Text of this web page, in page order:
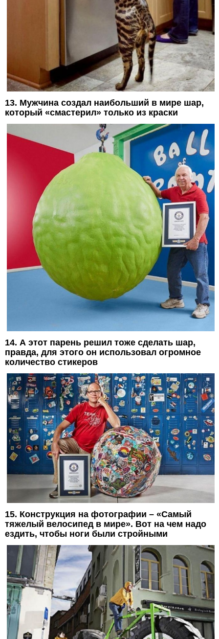
13. Мужчина создал наибольший в мире шар,
который «смастерил» только из краски
14. А этот парень решил тоже сделать шар,
правда, для этого он использовал огромное
количество стикеров
15. Конструкция на фотографии – «Самый
тяжелый велосипед в мире». Вот на чем надо
ездить, чтобы ноги были стройными